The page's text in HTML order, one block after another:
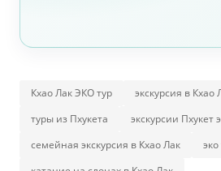
Кхао Лак ЭКО тур
экскурсия в Кхао
туры из Пхукета
экскурсии Пхукет
семейная экскурсия в Кхао Лак